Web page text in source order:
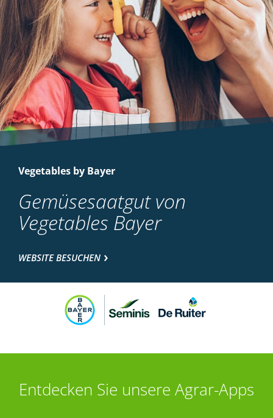
Vegetables by Bayer
Gemüsesaatgut von
Vegetables Bayer
WEBSITE BESUCHEN
Entdecken Sie unsere Agrar-Apps